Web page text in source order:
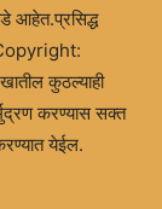
आहेत.प्रसिद्ध
कुठल्याही
करण्यास सक्त
येईल.